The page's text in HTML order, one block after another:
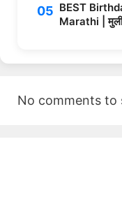
BEST
Marathi |
No comments to